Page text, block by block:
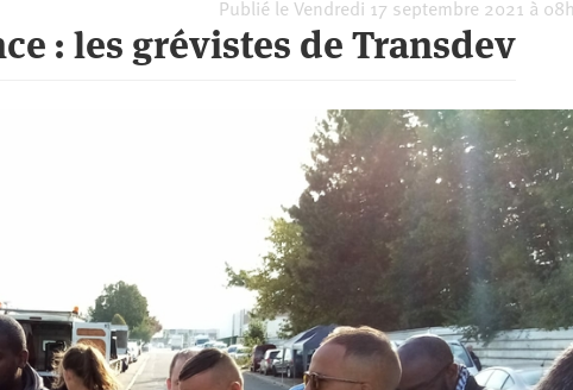
Opinions
Cinéma
Expositions
Livres
Musique
Publié le Vendredi 17 septembre 2021 à
: les grévistes de Transdev